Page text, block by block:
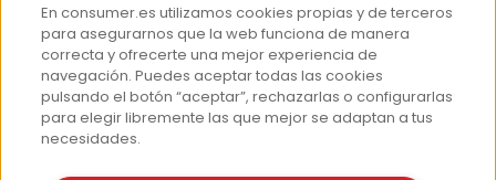
Hemeroteca
Contacto
Prensa
Corpus Lingüístico Consumer
En consumer.es utilizamos cookies propias y de terceros
para asegurarnos que la web funciona de manera
correcta y ofrecerte una mejor experiencia de
navegación. Puedes aceptar todas las cookies
pulsando el botón “aceptar”, rechazarlas o configurarlas
para elegir libremente las que mejor se adaptan a tus
necesidades.